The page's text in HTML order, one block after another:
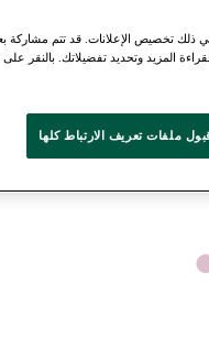
في ذلك تخصيص الإعلانات. قد تتم مشاركة
المزيد وتحديد تفضيلاتك. بالنقر
ملفات تعريف الارتباط كلها